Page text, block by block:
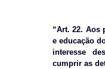
“Art. 22. Aos
e educação
interesse
cumprir as